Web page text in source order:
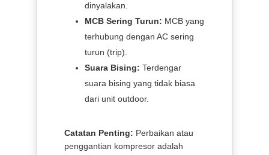
dinyalakan.
MCB Sering Turun: MCB yang
terhubung dengan AC sering
turun (trip).
Suara Bising: Terdengar
suara bising yang tidak biasa
dari unit outdoor.
Catatan Penting: Perbaikan atau
penggantian kompresor adalah